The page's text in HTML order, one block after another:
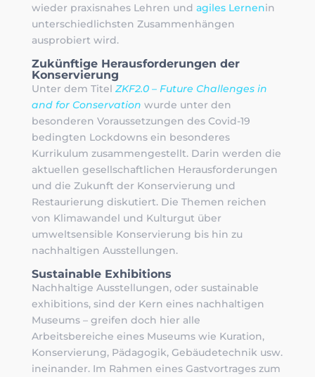
wieder praxisnahes Lehren und agiles Lernenin
unterschiedlichsten Zusammenhängen
ausprobiert wird.
Zukünftige Herausforderungen der
Konservierung
Unter dem Titel ZKF2.0 – Future Challenges in
and for Conservation wurde unter den
besonderen Voraussetzungen des Covid-19
bedingten Lockdowns ein besonderes
Kurrikulum zusammengestellt. Darin werden die
aktuellen gesellschaftlichen Herausforderungen
und die Zukunft der Konservierung und
Restaurierung diskutiert. Die Themen reichen
von Klimawandel und Kulturgut über
umweltsensible Konservierung bis hin zu
nachhaltigen Ausstellungen.
Sustainable Exhibitions
Nachhaltige Ausstellungen, oder sustainable
exhibitions, sind der Kern eines nachhaltigen
Museums – greifen doch hier alle
Arbeitsbereiche eines Museums wie Kuration,
Konservierung, Pädagogik, Gebäudetechnik usw.
ineinander. Im Rahmen eines Gastvortrages zum